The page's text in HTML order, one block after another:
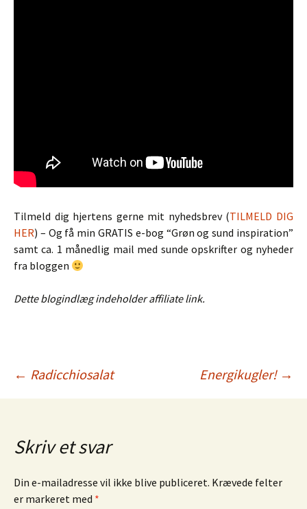
Tilmeld dig hjertens gerne mit nyhedsbrev (TILMELD DIG
HER) – Og få min GRATIS e-bog “Grøn og sund inspiration”
samt ca. 1 månedlig mail med sunde opskrifter og nyheder
fra bloggen
Dette blogindlæg indeholder affiliate link.
Indlægsnavigation
← Radicchiosalat Energikugler! →
Skriv et svar
Din e-mailadresse vil ikke blive publiceret. Krævede felter
er markeret med *